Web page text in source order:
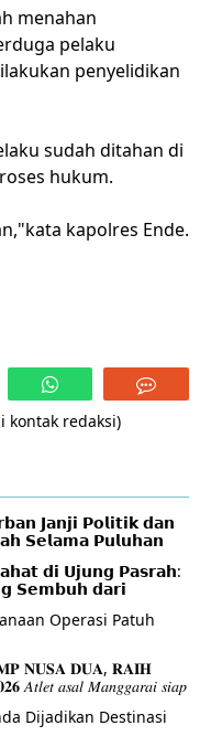
menahan
pelaku
penyelidikan
sudah ditahan di
hukum.
kapolres Ende.
kontak redaksi)
𝗝𝗮𝗻𝗷𝗶 𝗣𝗼𝗹𝗶𝘁𝗶𝗸 𝗱𝗮𝗻
𝗦𝗲𝗹𝗮𝗺𝗮 𝗣𝘂𝗹𝘂𝗵𝗮𝗻
𝗱𝗶 𝗨𝗷𝘂𝗻𝗴 𝗣𝗮𝘀𝗿𝗮𝗵:
𝗦𝗲𝗺𝗯𝘂𝗵 𝗱𝗮𝗿𝗶
Operasi Patuh
𝐍𝐔𝐒𝐀 𝐃𝐔𝐀, 𝐑𝐀𝐈𝐇
𝑎𝑠𝑎𝑙 𝑀𝑎𝑛𝑔𝑔𝑎𝑟𝑎𝑖 𝑠𝑖𝑎𝑝
Dijadikan Destinasi